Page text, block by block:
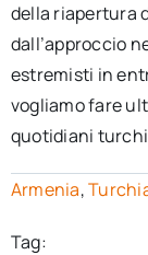
della riapertura
dall’approccio
estremisti in
vogliamo fare
quotidiani
Armenia,
Tag: